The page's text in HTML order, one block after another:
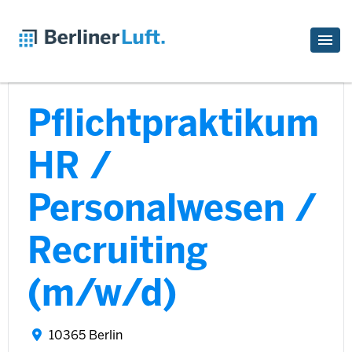
Pflichtpraktikum
HR /
Personalwesen /
Recruiting
(m/w/d)
10365 Berlin